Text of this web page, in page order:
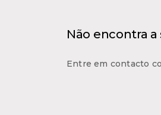
Não encontra
Entre em contacto